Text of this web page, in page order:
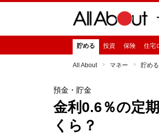
貯める 投資 保険 住宅
All About マネー 貯める
預金・貯金
金利0.6％の定
くら？